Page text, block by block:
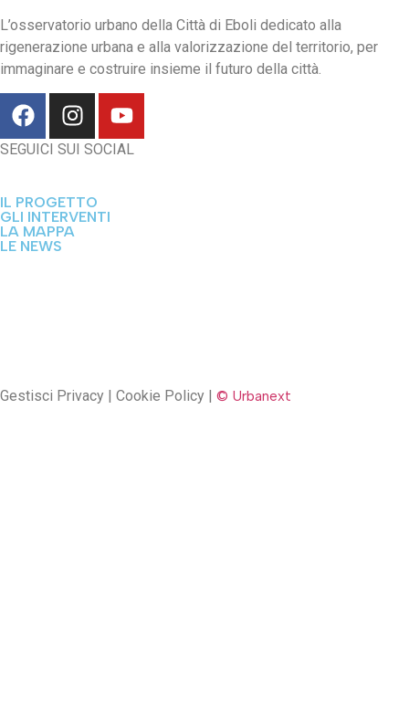
L’osservatorio urbano della Città di Eboli dedicato alla
rigenerazione urbana e alla valorizzazione del territorio, per
immaginare e costruire insieme il futuro della città.
SEGUICI SUI SOCIAL
IL PROGETTO
GLI INTERVENTI
LA MAPPA
LE NEWS
Gestisci Privacy | Cookie Policy | © Urbanext